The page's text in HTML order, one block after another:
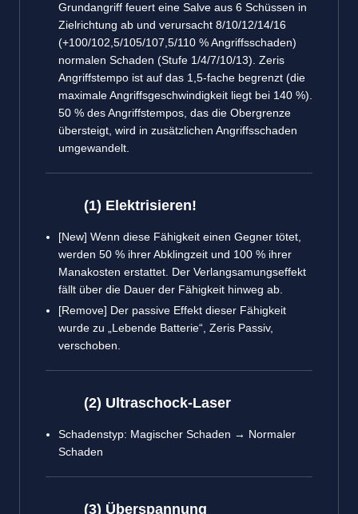
Grundangriff feuert eine Salve aus 6 Schüssen in
Zielrichtung ab und verursacht 8/10/12/14/16
(+100/102,5/105/107,5/110 % Angriffsschaden)
normalen Schaden (Stufe 1/4/7/10/13). Zeris
Angriffstempo ist auf das 1,5-fache begrenzt (die
maximale Angriffsgeschwindigkeit liegt bei 140 %).
50 % des Angriffstempos, das die Obergrenze
übersteigt, wird in zusätzlichen Angriffsschaden
umgewandelt.
(1) Elektrisieren!
[New] Wenn diese Fähigkeit einen Gegner tötet,
werden 50 % ihrer Abklingzeit und 100 % ihrer
Manakosten erstattet. Der Verlangsamungseffekt
fällt über die Dauer der Fähigkeit hinweg ab.
[Remove] Der passive Effekt dieser Fähigkeit
wurde zu „Lebende Batterie“, Zeris Passiv,
verschoben.
(2) Ultraschock-Laser
Schadenstyp: Magischer Schaden → Normaler
Schaden
(3) Überspannung